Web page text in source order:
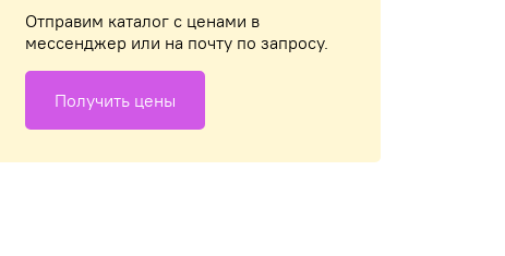
Отправим каталог с ценами в
мессенджер или на почту по запросу.
Получить цены